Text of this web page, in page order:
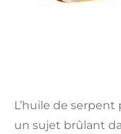
L’huile de
un sujet brûlant